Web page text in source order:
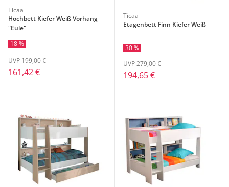
Ticaa
Hochbett Kiefer Weiß Vorhang
"Eule"
18 %
161,42 €
UVP 199,00 €
Ticaa
Etagenbett Finn Kiefer Weiß
30 %
194,65 €
UVP 279,00 €